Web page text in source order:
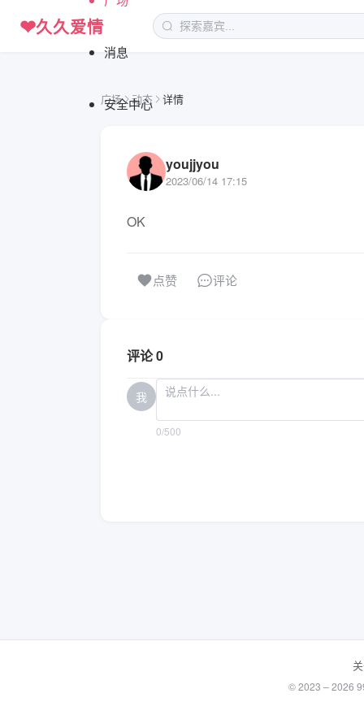
❤久久爱情
消息
安全中心
广场 动态 详情
youjjyou
2023/06/14 17:15
OK
点赞 评论
评论 0
我
0/500
© 2023 – 2026